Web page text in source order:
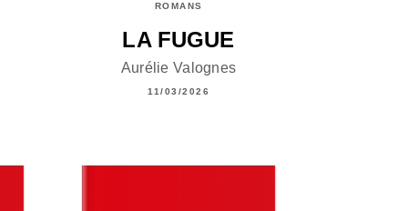
ROMANS
LA FUGUE
Aurélie Valognes
11/03/2026